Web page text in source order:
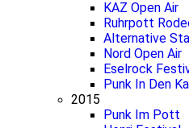
KAZ Open Air
Ruhrpott
Alternative
Nord Open Air
Eselrock
Punk In Den
2015
Punk Im Pott